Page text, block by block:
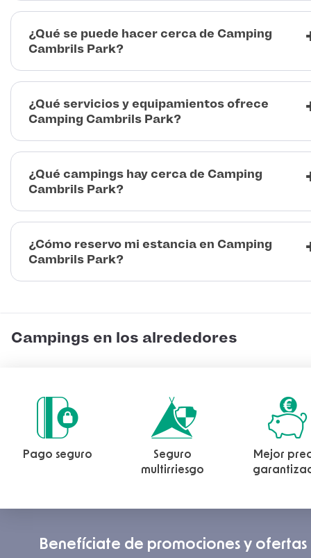
¿Qué se puede hacer cerca de Camping
Cambrils Park?
¿Qué servicios y equipamientos ofrece
Camping Cambrils Park?
¿Qué campings hay cerca de Camping
Cambrils Park?
¿Cómo reservo mi estancia en Camping
Cambrils Park?
Campings en los alrededores
Pago seguro
Seguro
multirriesgo
Mejor
Benefíciate de promociones y ofertas